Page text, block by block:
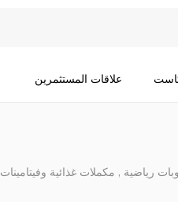
علاقات المستثمرين
رياضية , مكملات غذائية وفيتامينات